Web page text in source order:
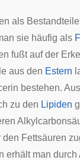
als
sie häufig als
fußt auf der
aus den Estern
bestehen.
zu den Lipiden
Fettsäuren
erhält man durch